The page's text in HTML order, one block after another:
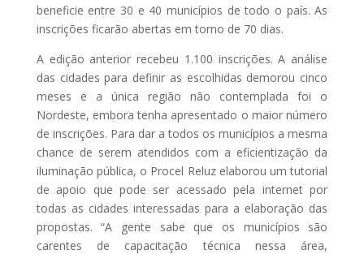
beneficie entre 30 e 40 municípios de todo o país. As
inscrições ficarão abertas em torno de 70 dias.
A edição anterior recebeu 1.100 inscrições. A análise
das cidades para definir as escolhidas demorou cinco
meses e a única região não contemplada foi o
Nordeste, embora tenha apresentado o maior número
de inscrições. Para dar a todos os municípios a mesma
chance de serem atendidos com a eficientização da
iluminação pública, o Procel Reluz elaborou um tutorial
de apoio que pode ser acessado pela internet por
todas as cidades interessadas para a elaboração das
propostas. “A gente sabe que os municípios são
carentes de capacitação técnica nessa área,